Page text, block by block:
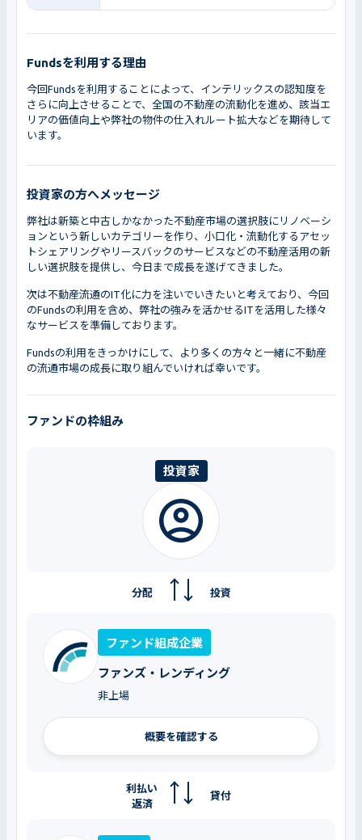
Fundsを利用する理由
今回Fundsを利用することによって、インテリックスの認知度を
さらに向上させることで、全国の不動産の流動化を進め、該当エ
リアの価値向上や弊社の物件の仕入れルート拡大などを期待して
います。
投資家の方へメッセージ
弊社は新築と中古しかなかった不動産市場の選択肢にリノベーシ
ョンという新しいカテゴリーを作り、小口化・流動化するアセッ
トシェアリングやリースバックのサービスなどの不動産活用の新
しい選択肢を提供し、今日まで成長を遂げてきました。
次は不動産流通のIT化に力を注いでいきたいと考えており、今回
のFundsの利用を含め、弊社の強みを活かせるITを活用した様々
なサービスを準備しております。
Fundsの利用をきっかけにして、より多くの方々と一緒に不動産
の流通市場の成長に取り組んでいければ幸いです。
ファンドの枠組み
投資家
投資
分配
ファンド組成企業
ファンズ・レンディング
非上場
概要を確認する
貸付
利払い
返済